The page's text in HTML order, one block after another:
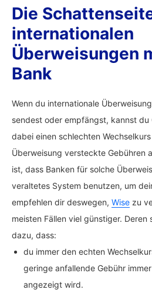
Die
internationalen
Überweisungen
Bank
Wenn du internationale
sendest oder empfängst, kannst du
dabei einen schlechten
Überweisung versteckte Gebühren
ist, dass Banken für solche
veraltetes System benutzen, um
empfehlen dir deswegen, Wise zu
meisten Fällen viel günstiger.
dazu, dass:
du immer den echten
geringe anfallende Gebühr
angezeigt wird.